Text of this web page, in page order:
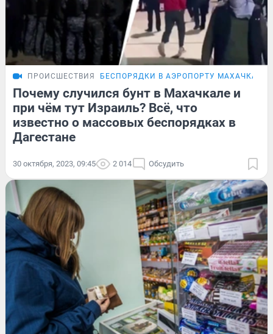
ПРОИСШЕСТВИЯ БЕСПОРЯДКИ В АЭРОПОРТУ МАХАЧКАЛЫ
Почему случился бунт в Махачкале и
при чём тут Израиль? Всё, что
известно о массовых беспорядках в
Дагестане
30 октября, 2023, 09:45 2 014 Обсудить